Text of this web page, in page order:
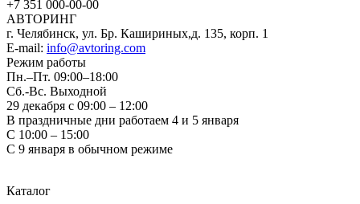
+7 351 000-00-00
АВТОРИНГ
г. Челябинск, ул. Бр. Кашириных,д. 135, корп. 1
E-mail: info@avtoring.com
Режим работы
Пн.–Пт. 09:00–18:00
Сб.-Вс. Выходной
29 декабря с 09:00 – 12:00
В праздничные дни работаем 4 и 5 января
С 10:00 – 15:00
С 9 января в обычном режиме
Каталог